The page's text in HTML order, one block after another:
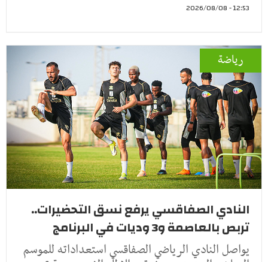
12:53 - 2026/08/08
رياضة
النادي الصفاقسي يرفع نسق التحضيرات..
تربص بالعاصمة و3 وديات في البرنامج
يواصل النادي الرياضي الصفاقسي استعداداته للموسم